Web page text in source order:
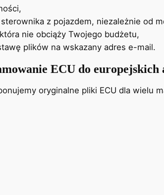
z pojazdem, niezależnie od
nie obciąży Twojego budżetu,
plików na wskazany adres e-mail.
ECU do europejskich
oryginalne pliki ECU dla wielu